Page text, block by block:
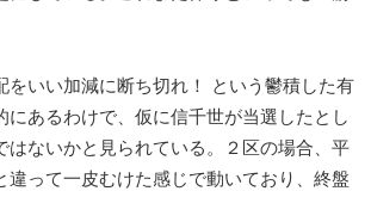
いい加減に断ち切れ！ という鬱積した有
にあるわけで、仮に信千世が当選したとし
はないかと見られている。２区の場合、平
違って一皮むけた感じで動いており、終盤